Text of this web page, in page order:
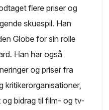
flere priser og
skuespil. Han
Globe for sin rolle
Han har også
og priser fra
bidrag til film- og tv-